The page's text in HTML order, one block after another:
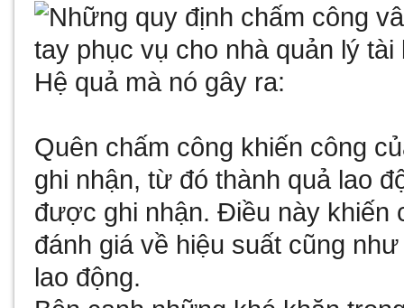
Hệ quả mà nó gây ra:
Quên chấm công khiến công
ghi nhận, từ đó thành quả lao
được ghi nhận. Điều này khiến
đánh giá về hiệu suất cũng
lao động.